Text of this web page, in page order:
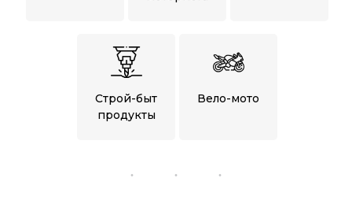
Строй-быт
продукты
Вело-мото